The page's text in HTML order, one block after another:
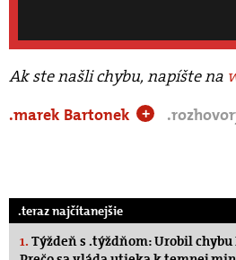
Ak ste našli chybu, napíšte na
.marek Bartonek
+
.teraz najčítanejšie
1. Týždeň s .týždňom: Urobil chybu